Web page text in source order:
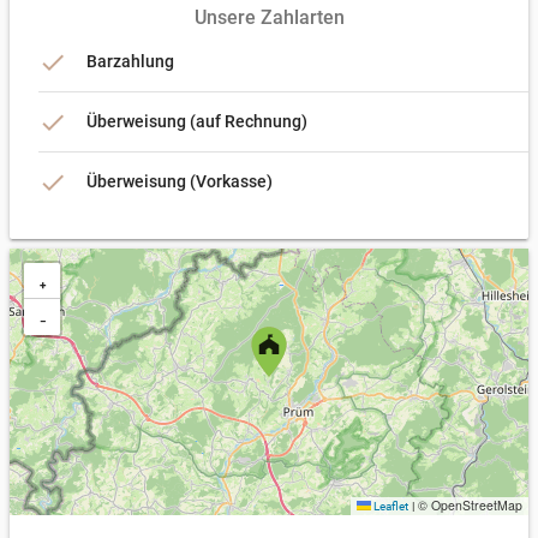
Unsere Zahlarten
done Barzahlung
done Überweisung (auf Rechnung)
done Überweisung (Vorkasse)
+
−
Leaflet | © OpenStreetMap